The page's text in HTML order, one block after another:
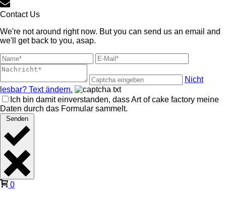
Contact Us
We're not around right now. But you can send us an email and
we'll get back to you, asap.
Nicht
lesbar? Text ändern.
Ich bin damit einverstanden, dass Art of cake factory meine
Daten durch das Formular sammelt.
Senden
0